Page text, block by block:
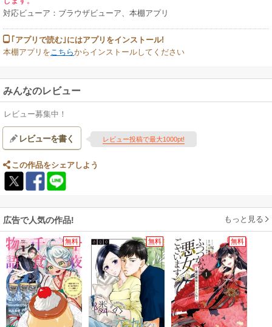
対応ビューア：ブラウザビューア、本棚アプリ
｢アプリで読む｣にはアプリをインストール!
本棚アプリを こちらからインストールしてください
みんなのレビュー
レビュー募集中！
レビューを書く レビュー投稿で最大1000pt!
この作品をシェアしよう
広告で人気の作品! もっと見る
無料 無料 無料